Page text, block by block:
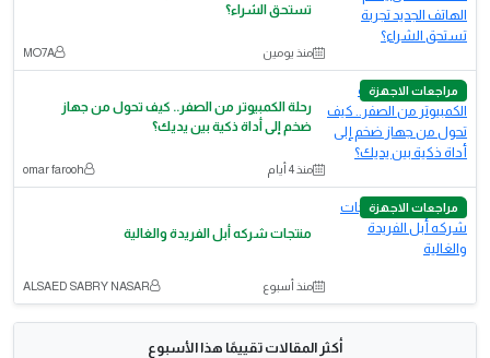
تستحق الشراء؟
منذ يومين MO7A
مراجعات الاجهزة
رحلة الكمبيوتر من الصفر.. كيف تحول من جهاز
ضخم إلى أداة ذكية بين يديك؟
منذ 4 أيام omar farooh
مراجعات الاجهزة
منتجات شركه أبل الفريدة والغالية
منذ أسبوع ALSAED SABRY NASAR
أكثر المقالات تقييمًا هذا الأسبوع